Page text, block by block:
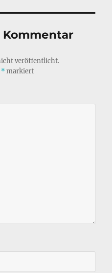
veröffentlicht.
*markiert